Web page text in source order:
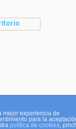
mejor experiencia de
para la
política de cookies,